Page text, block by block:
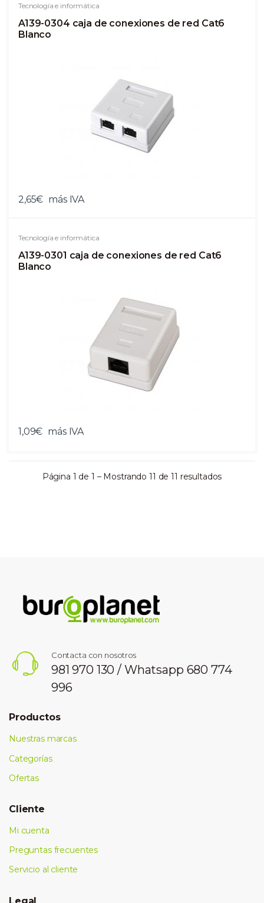
Tecnología e informática
A139-0304 caja de conexiones de red Cat6
Blanco
2,65€ más IVA
Tecnología e informática
A139-0301 caja de conexiones de red Cat6
Blanco
1,09€ más IVA
Página 1 de 1 – Mostrando 11 de 11 resultados
Contacta con nosotros
981 970 130 / Whatsapp 680 774
996
Productos
Nuestras marcas
Categorías
Ofertas
Cliente
Mi cuenta
Preguntas frecuentes
Servicio al cliente
Legal